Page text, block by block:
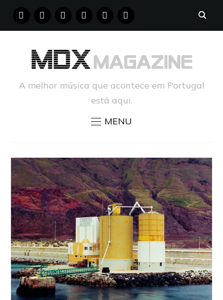
FACEBOOKINSTAGRAM
YOUTUBE PINTERESTTUMBLR
A melhor música que acontece em Portugal
está aqui.
MENU